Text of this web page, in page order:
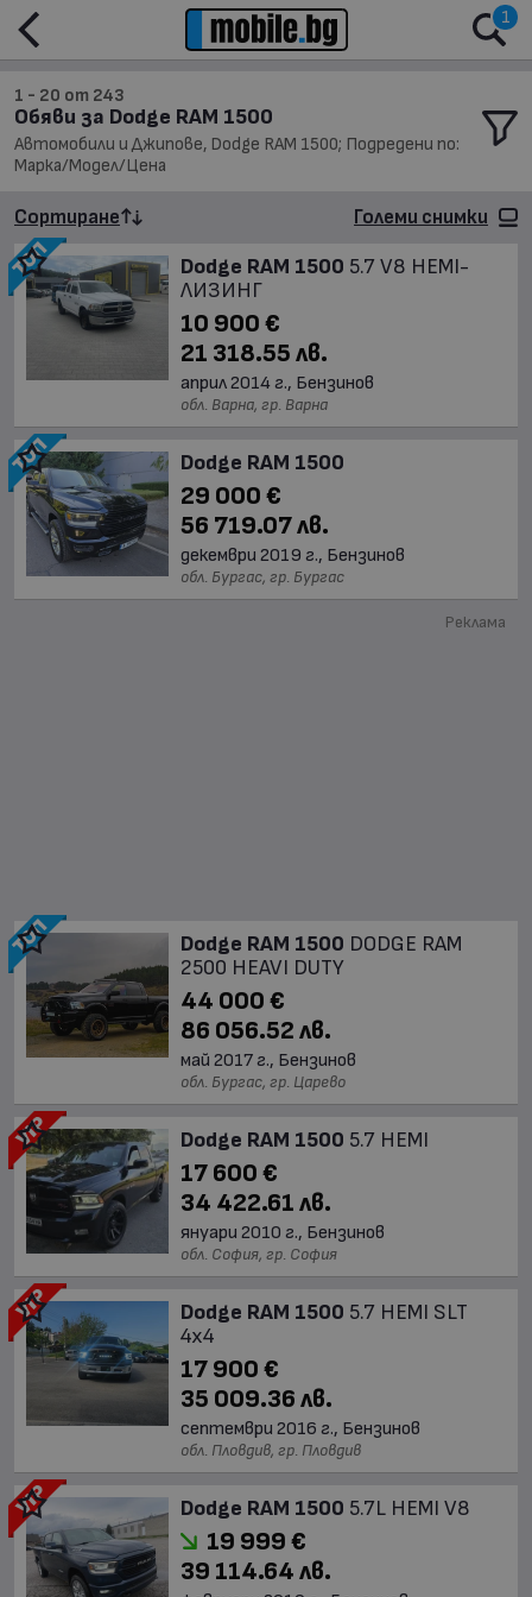
1
1 - 20 от 243
Обяви за Dodge RAM 1500
Автомобили и Джипове, Dodge RAM 1500; Подредени по:
Марка/Модел/Цена
Сортиране Големи снимки
Dodge RAM 1500 5.7 V8 HEMI-
ЛИЗИНГ
10 900 €
21 318.55 лв.
април 2014 г., Бензинов
обл. Варна, гр. Варна
Dodge RAM 1500
29 000 €
56 719.07 лв.
декември 2019 г., Бензинов
обл. Бургас, гр. Бургас
Реклама
Dodge RAM 1500 DODGE RAM
2500 HEAVI DUTY
44 000 €
86 056.52 лв.
май 2017 г., Бензинов
обл. Бургас, гр. Царево
Dodge RAM 1500 5.7 HEMI
17 600 €
34 422.61 лв.
януари 2010 г., Бензинов
обл. София, гр. София
Dodge RAM 1500 5.7 HEMI SLT
4x4
17 900 €
35 009.36 лв.
септември 2016 г., Бензинов
обл. Пловдив, гр. Пловдив
Dodge RAM 1500 5.7L HEMI V8
19 999 €
39 114.64 лв.